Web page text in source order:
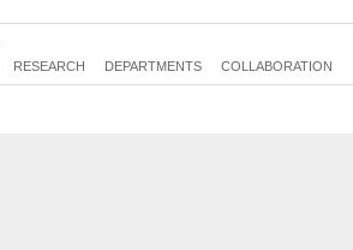
RESEARCH DEPARTMENTS COLLABORATION